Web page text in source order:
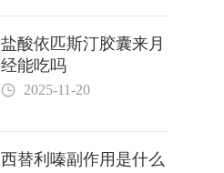
盐酸依匹斯汀胶囊来月
经能吃吗
2025-11-20
西替利嗪副作用是什么